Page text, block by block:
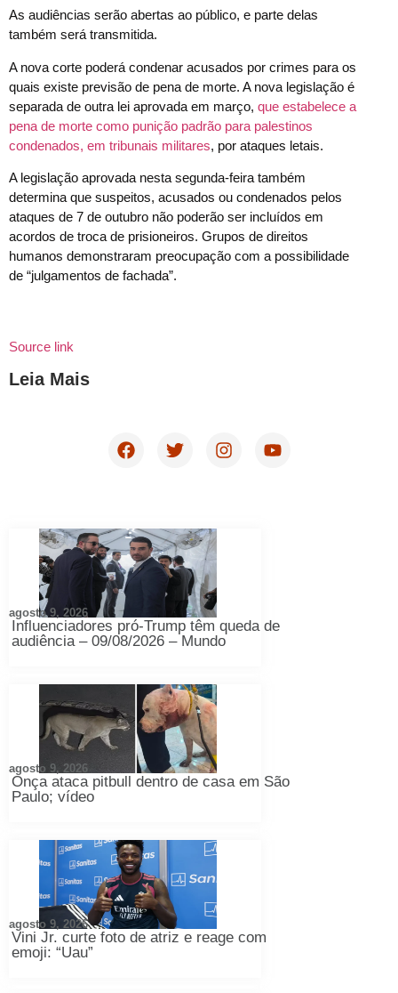
As audiências serão abertas ao público, e parte delas
também será transmitida.
A nova corte poderá condenar acusados por crimes para os
quais existe previsão de pena de morte. A nova legislação é
separada de outra lei aprovada em março, que estabelece a
pena de morte como punição padrão para palestinos
condenados, em tribunais militares, por ataques letais.
A legislação aprovada nesta segunda-feira também
determina que suspeitos, acusados ou condenados pelos
ataques de 7 de outubro não poderão ser incluídos em
acordos de troca de prisioneiros. Grupos de direitos
humanos demonstraram preocupação com a possibilidade
de “julgamentos de fachada”.
Source link
Leia Mais
Influenciadores pró-Trump têm queda de
audiência – 09/08/2026 – Mundo
agosto 9, 2026
Onça ataca pitbull dentro de casa em São
Paulo; vídeo
agosto 9, 2026
Vini Jr. curte foto de atriz e reage com
emoji: “Uau”
agosto 9, 2026